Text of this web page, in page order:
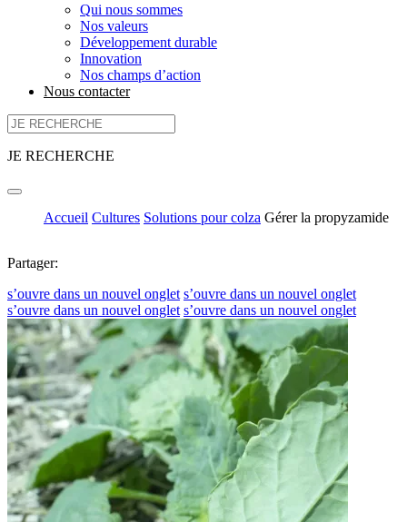
Qui nous sommes
Nos valeurs
Développement durable
Innovation
Nos champs d’action
Nous contacter
JE RECHERCHE
Accueil Cultures Solutions pour colza Gérer la propyzamide
Partager:
s’ouvre dans un nouvel onglet s’ouvre dans un nouvel onglet
s’ouvre dans un nouvel onglet s’ouvre dans un nouvel onglet